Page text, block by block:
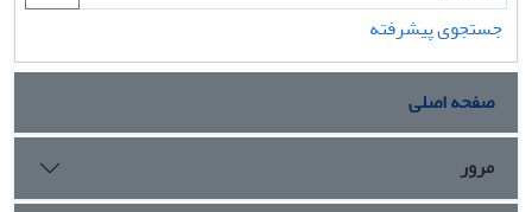
جستجوی پیشرفته
صفحه اصلی
مرور